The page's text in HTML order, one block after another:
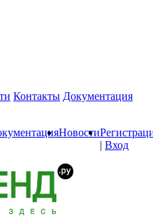
Контакты Документация
Новости
| Вход